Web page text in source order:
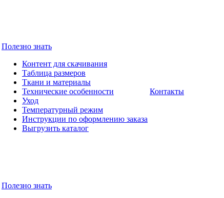
Полезно знать
Контент для скачивания
Таблица размеров
Ткани и материалы
Технические особенности
Уход
Температурный режим
Инструкции по оформлению заказа
Выгрузить каталог
Контакты
Полезно знать